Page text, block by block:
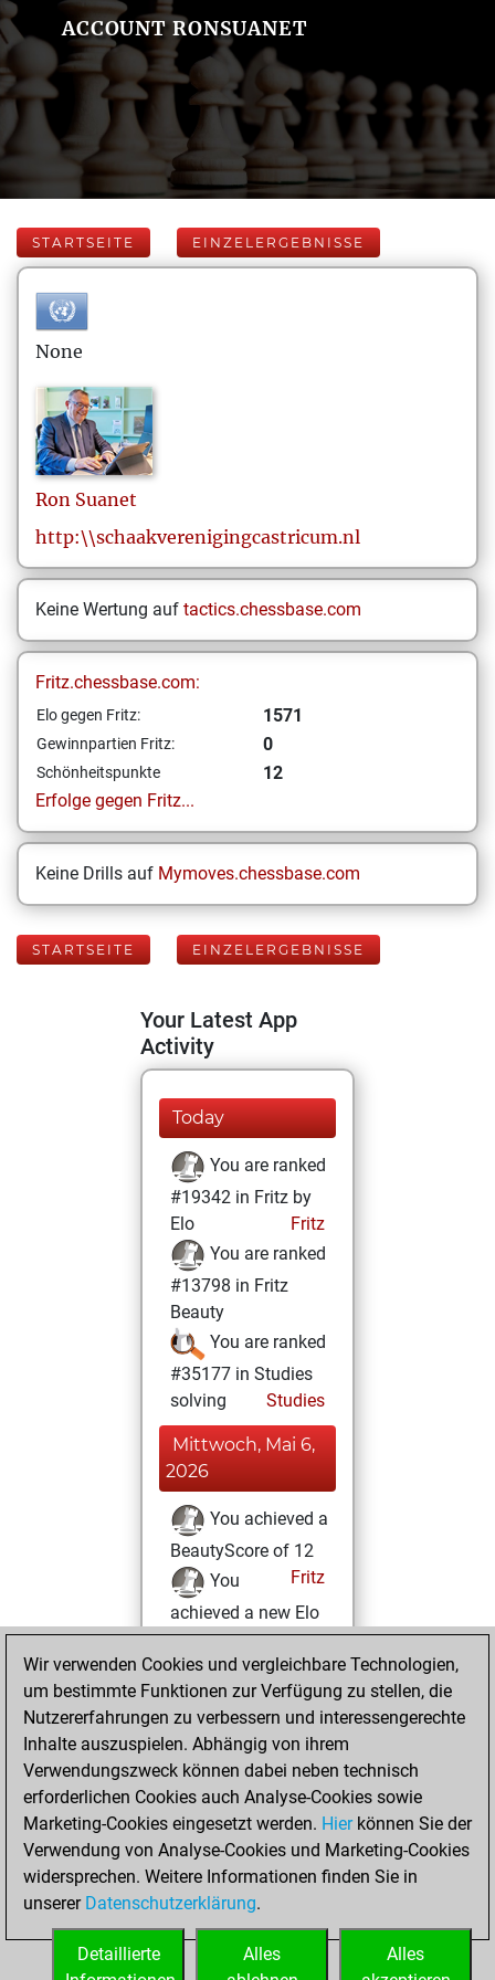
ACCOUNT RONSUANET
STARTSEITE EINZELERGEBNISSE
None
Ron Suanet
http:\\schaakverenigingcastricum.nl
Keine Wertung auf tactics.chessbase.com
Fritz.chessbase.com:
Elo gegen Fritz: 1571
Gewinnpartien Fritz: 0
Schönheitspunkte
12
Erfolge gegen Fritz...
Keine Drills auf Mymoves.chessbase.com
STARTSEITE EINZELERGEBNISSE
Your Latest App
Activity
Today
You are ranked
#19342 in Fritz by
Elo
Fritz
You are ranked
#13798 in Fritz
Beauty
You are ranked
#35177 in Studies
solving
Studies
Mittwoch, Mai 6,
2026
You achieved a
BeautyScore of 12
Fritz
You
achieved a new Elo
of 1571
Freitag, Juli 18,
2025
You created
your Fritz account
Fritz
Mittwoch,
April 2, 2025
You created
your Studies account
Studies
Wir verwenden Cookies und vergleichbare Technologien,
um bestimmte Funktionen zur Verfügung zu stellen, die
Nutzererfahrungen zu verbessern und interessengerechte
Inhalte auszuspielen. Abhängig von ihrem
Verwendungszweck können dabei neben technisch
erforderlichen Cookies auch Analyse-Cookies sowie
Marketing-Cookies eingesetzt werden. Hierkönnen Sie der
Verwendung von Analyse-Cookies und Marketing-Cookies
widersprechen. Weitere Informationen finden Sie in
unserer Datenschutzerklärung.
Alles
Alles
Detaillierte